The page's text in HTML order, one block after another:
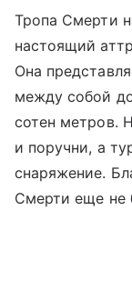
Тропа Смерти
настоящий
Она
между собой
сотен метров.
и поручни, а
снаряжение.
Смерти еще не